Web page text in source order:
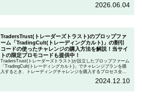
ランを申し込むときのクーポンコードを入力して割引にする方法
2026.06.04
TradersTrust(トレーダーズトラスト)のプロップファ
ーム「TradingCult(トレーディングカルト)」の割引
コードの使ったチャレンジの購入方法を解説！当サイ
トの限定プロモコードも提供中！
TradersTrust(トレーダーズトラスト)が設立したプロップファーム
「TradingCult(トレーディングカルト)」でチャレンジプランを購
入するとき、トレーディングチャレンジを購入するプロセス全体
ます。さらに、TradingCultがほぼ定期的に実施している割引コー
2024.12.10